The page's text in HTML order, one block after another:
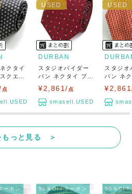
クタイ
クエア
点
DURBAN
スタジオバイダー
バン ネクタイ ブラ
ンド スクエア...
¥2,861/ 点
smasell.USED
スタジオ
バン ネ
ンド 総
もっと見る ＞
ーポン 50％OFFクーポン 50％OFF